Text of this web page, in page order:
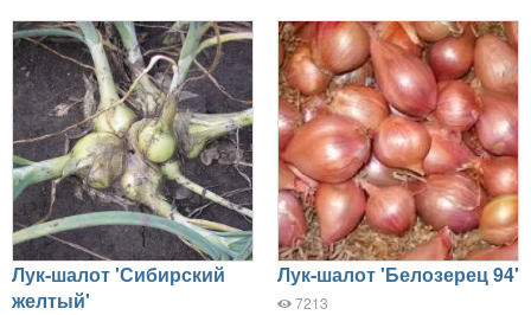
Лук-шалот 'Сибирский
желтый'
Лук-шалот 'Белозерец 94'
7213